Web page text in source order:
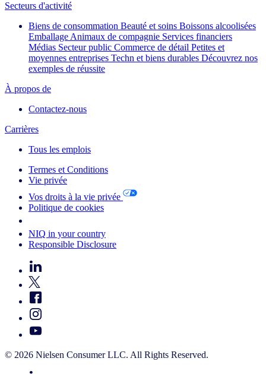
Secteurs d'activité
Biens de consommation Beauté et soins Boissons alcoolisées
Emballage Animaux de compagnie Services financiers
Médias Secteur public Commerce de détail Petites et
moyennes entreprises Techn et biens durables Découvrez nos
exemples de réussite
À propos de
Contactez-nous
Carrières
Tous les emplois
Termes et Conditions
Vie privée
Vos droits à la vie privée
Politique de cookies
NIQ in your country
Responsible Disclosure
© 2026 Nielsen Consumer LLC. All Rights Reserved.